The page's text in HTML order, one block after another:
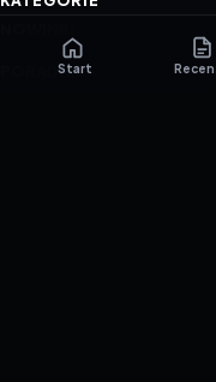
PORADNIKI
Start